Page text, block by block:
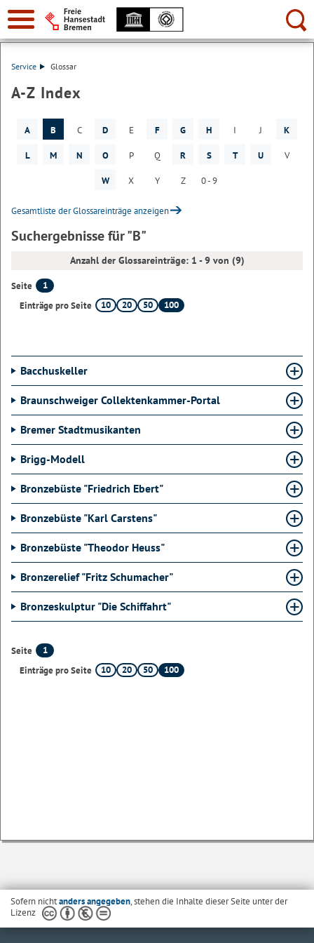
Suche:
Service Glossar
A-Z Index
A B C D E F G H I J K
L M N O P Q R S T U V
W X Y Z 0 - 9
Gesamtliste der Glossareinträge anzeigen
Suchergebnisse für "B"
Anzahl der Glossareinträge: 1 - 9 von (9)
Seite
1
Einträge pro Seite
10 20 50 100
Bacchuskeller
Braunschweiger Collektenkammer-Portal
Bremer Stadtmusikanten
Brigg-Modell
Bronzebüste "Friedrich Ebert"
Bronzebüste "Karl Carstens"
Bronzebüste "Theodor Heuss"
Bronzerelief "Fritz Schumacher"
Bronzeskulptur "Die Schiffahrt"
Seite
1
Einträge pro Seite
10 20 50 100
Sofern nichtanders angegeben, stehen die Inhalte dieser Seite unter der
Lizenz